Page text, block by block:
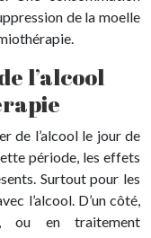
de la moelle
l’alcool
de l’alcool le jour de
période, les effets
Surtout pour les
l’alcool. D’un côté,
ou en traitement